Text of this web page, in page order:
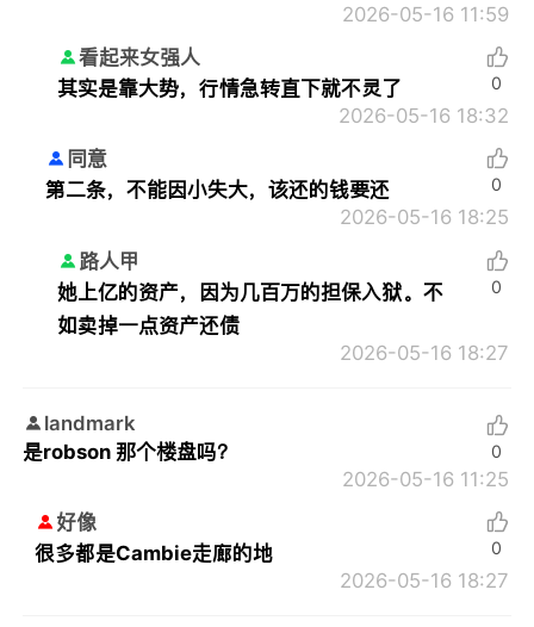
2026-05-16 11:59
看起来女强人
其实是靠大势，行情急转直下就不灵了
2026-05-16 18:32
0
同意
第二条，不能因小失大，该还的钱要还
2026-05-16 18:25
0
路人甲
她上亿的资产，因为几百万的担保入狱。不
如卖掉一点资产还债
2026-05-16 18:27
0
landmark
是robson 那个楼盘吗？
2026-05-16 11:25
0
好像
很多都是Cambie走廊的地
2026-05-16 18:27
0